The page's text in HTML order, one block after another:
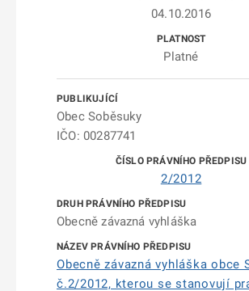
04.10.2016
Platné
Obec Soběsuky
IČO: 00287741
2/2012
Obecně závazná vyhláška
Obecně závazná vyhláška obce
č.2/2012, kterou se stanovují